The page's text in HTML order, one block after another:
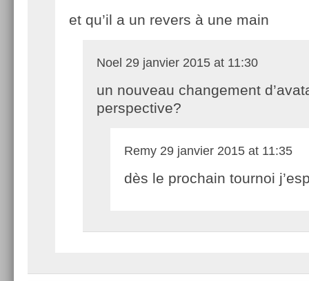
et qu’il a un revers à une main
Noel 29 janvier 2015 at 11:30
un nouveau changement
perspective?
Remy 29 janvier 2015 at 11:35
dès le prochain tournoi